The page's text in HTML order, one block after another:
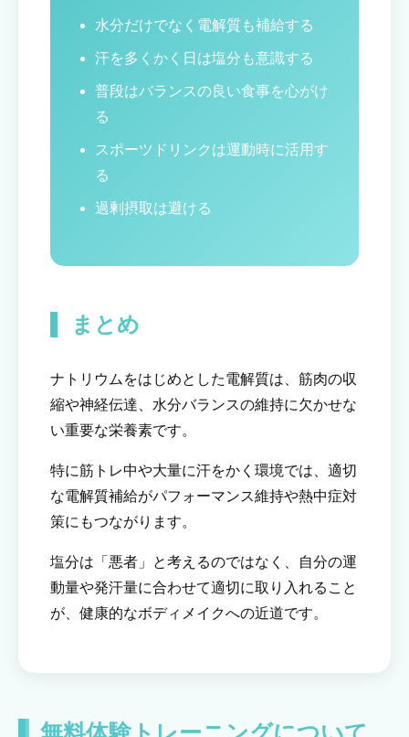
水分だけでなく電解質も補給する
汗を多くかく日は塩分も意識する
普段はバランスの良い食事を心がけ
る
スポーツドリンクは運動時に活用す
る
過剰摂取は避ける
まとめ
ナトリウムをはじめとした電解質は、筋肉の収
縮や神経伝達、水分バランスの維持に欠かせな
い重要な栄養素です。
特に筋トレ中や大量に汗をかく環境では、適切
な電解質補給がパフォーマンス維持や熱中症対
策にもつながります。
塩分は「悪者」と考えるのではなく、自分の運
動量や発汗量に合わせて適切に取り入れること
が、健康的なボディメイクへの近道です。